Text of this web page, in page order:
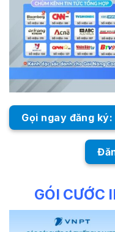
Gọi ngay đăng
GÓI CƯỚC